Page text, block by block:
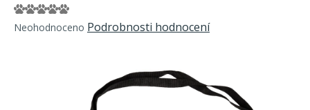
Průměrné
hodnocení
Neohodnoceno Podrobnosti hodnocení